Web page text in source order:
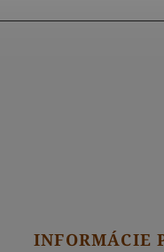
INFORMÁCIE